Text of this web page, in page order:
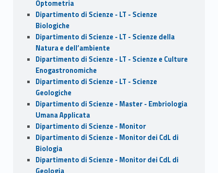
Optometria
Dipartimento di Scienze - LT - Scienze
Biologiche
Dipartimento di Scienze - LT - Scienze della
Natura e dell’ambiente
Dipartimento di Scienze - LT - Scienze e Culture
Enogastronomiche
Dipartimento di Scienze - LT - Scienze
Geologiche
Dipartimento di Scienze - Master - Embriologia
Umana Applicata
Dipartimento di Scienze - Monitor
Dipartimento di Scienze - Monitor dei CdL di
Biologia
Dipartimento di Scienze - Monitor dei CdL di